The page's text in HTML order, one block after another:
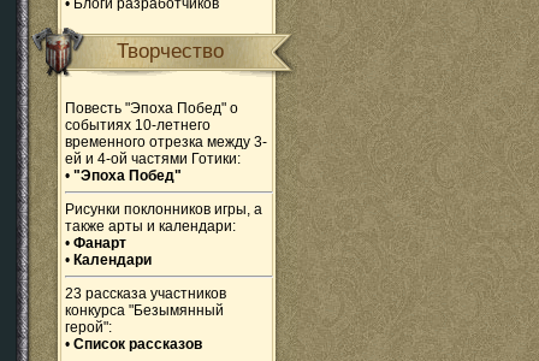
• Блоги разработчиков
Творчество
Повесть "Эпоха Побед" о
событиях 10-летнего
временного отрезка между 3-
ей и 4-ой частями Готики:
• "Эпоха Побед"
Рисунки поклонников игры, а
также арты и календари:
• Фанарт
• Календари
23 рассказа участников
конкурса "Безымянный
герой":
• Список рассказов